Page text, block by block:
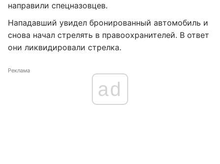
направили спецназовцев.
Нападавший увидел бронированный автомобиль и
снова начал стрелять в правоохранителей. В ответ
они ликвидировали стрелка.
Реклама
ad